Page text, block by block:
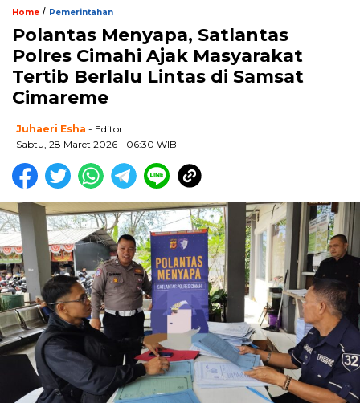
Home / Pemerintahan
Polantas Menyapa, Satlantas
Polres Cimahi Ajak Masyarakat
Tertib Berlalu Lintas di Samsat
Cimareme
Juhaeri Esha - Editor
Sabtu, 28 Maret 2026 - 06:30 WIB